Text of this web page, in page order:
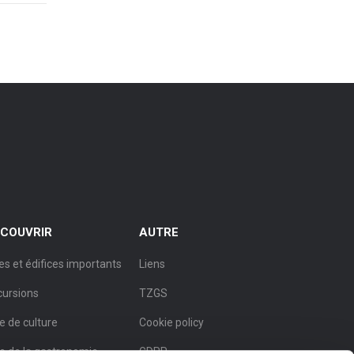
et édifices importants
de culture
AUTRE
Liens
TZGS
Cookie policy